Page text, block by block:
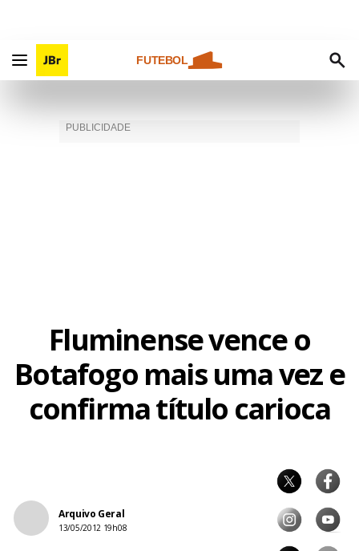
FUTEBOL
Fluminense vence o
Botafogo mais uma vez e
confirma título carioca
Arquivo Geral
13/05/2012 19h08